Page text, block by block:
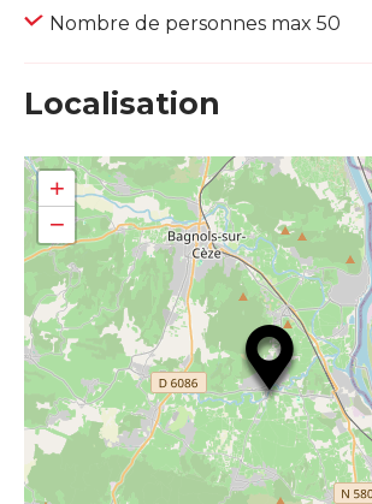
Nombre de personnes max 50
Localisation
+
−